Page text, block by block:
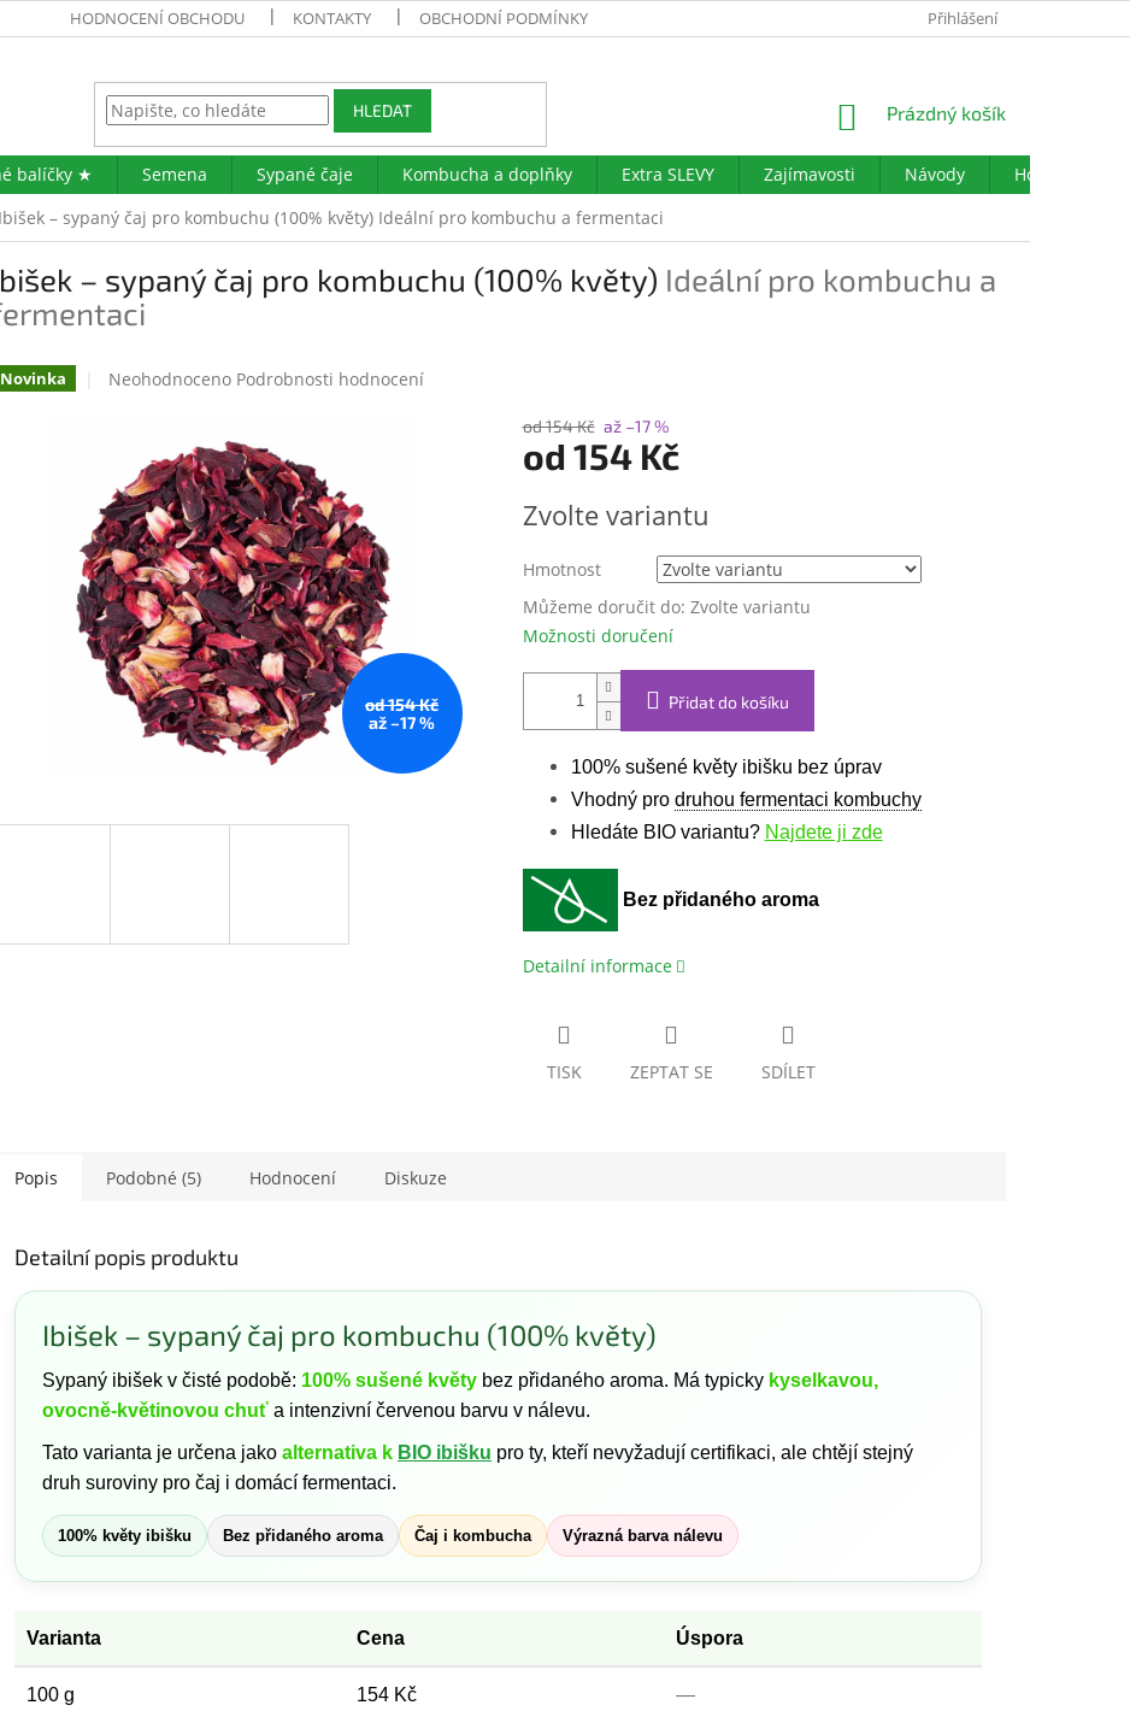
HODNOCENÍ OBCHODU KONTAKTY OBCHODNÍ PODMÍNKY PODMÍNKY OCHRANY OSOBNÍCH ÚDAJŮ DOTAZNÍK
Přihlášení
HLEDAT
NÁKUPNÍ
Prázdný košík
balíčky ★ Semena Sypané čaje Kombucha a doplňky Extra SLEVY Zajímavosti Návody
Hodnocení
Ibišek – sypaný čaj pro kombuchu (100% květy) Ideální pro kombuchu a fermentaci
– sypaný čaj pro kombuchu (100% květy) Ideální pro kombuchu a
Novinka
Průměrné
z
5
hvězdiček.
Neohodnoceno Podrobnosti hodnocení
od 154 Kč
až –17 %
od 154 Kč až –17 %
od 154 Kč
cena:
Zvolte variantu
Hmotnost
Můžeme doručit do: Zvolte variantu
Možnosti doručení
Přidat do košíku
100% sušené květy ibišku bez úprav
Vhodný pro druhou fermentaci kombuchy
Hledáte BIO variantu? Najdete ji zde
Bez přidaného aroma
Detailní informace
TISK ZEPTAT SE SDÍLET
Popis Podobné (5) Hodnocení Diskuze
Detailní popis produktu
Ibišek – sypaný čaj pro kombuchu (100% květy)
Sypaný ibišek v čisté podobě: 100% sušené květy bez přidaného aroma. Má typicky kyselkavou,
ovocně-květinovou chuť a intenzivní červenou barvu v nálevu.
Tato varianta je určena jako alternativa k BIO ibišku pro ty, kteří nevyžadují certifikaci, ale chtějí stejný
druh suroviny pro čaj i domácí fermentaci.
100% květy ibišku Bez přidaného aroma Čaj i kombucha Výrazná barva nálevu
Varianta Cena Úspora
100 g 154 Kč —